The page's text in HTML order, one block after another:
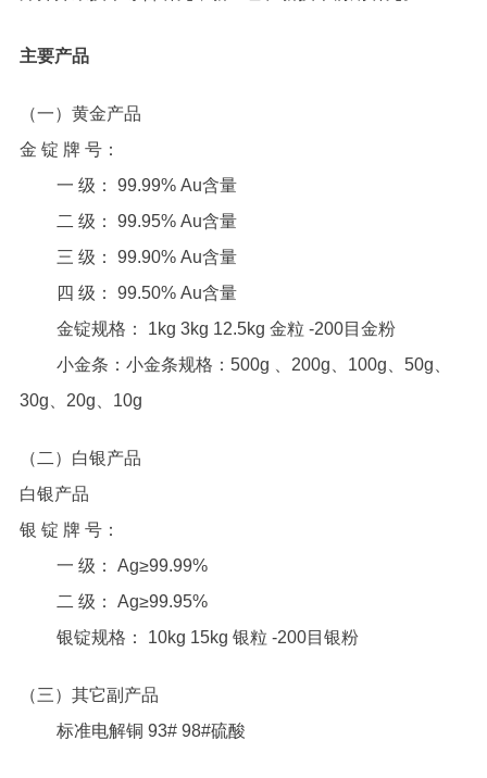
主要产品
（一）黄金产品
金 锭 牌 号：
一 级： 99.99% Au含量
二 级： 99.95% Au含量
三 级： 99.90% Au含量
四 级： 99.50% Au含量
金锭规格： 1kg 3kg 12.5kg 金粒 -200目金粉
小金条：小金条规格：500g 、200g、100g、50g、
30g、20g、10g
（二）白银产品
白银产品
银 锭 牌 号：
一 级： Ag≥99.99%
二 级： Ag≥99.95%
银锭规格： 10kg 15kg 银粒 -200目银粉
（三）其它副产品
标准电解铜 93# 98#硫酸